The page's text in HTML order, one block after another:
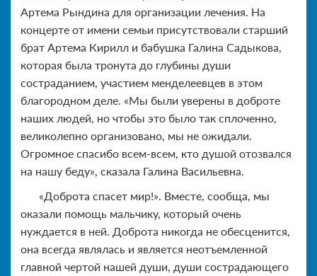
Артема Рындина для организации лечения. На
концерте от имени семьи присутствовали старший
брат Артема Кирилл и бабушка Галина Садыкова,
которая была тронута до глубины души
состраданием, участием менделеевцев в этом
благородном деле. «Мы были уверены в доброте
наших людей, но чтобы это было так сплоченно,
великолепно организовано, мы не ожидали.
Огромное спасибо всем-всем, кто душой отозвался
на нашу беду», сказала Галина Васильевна.
«Доброта спасет мир!». Вместе, сообща, мы
оказали помощь мальчику, который очень
нуждается в ней. Доброта никогда не обесценится,
она всегда являлась и является неотъемленной
главной чертой нашей души, души сострадающего